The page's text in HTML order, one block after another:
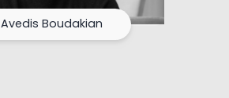
Avedis Boudakian